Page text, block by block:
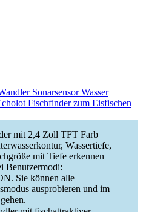
Sonarsensor Wasser
Fischfinder zum Eisfischen
mit 2,4 Zoll TFT Farb
Wassertiefe,
mit Tiefe erkennen
Benutzermodi:
Sie können alle
ausprobieren und im